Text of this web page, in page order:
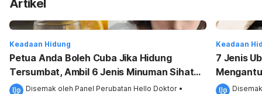
Artikel
Keadaan Hidung
Petua Anda Boleh Cuba Jika Hidung
Tersumbat, Ambil 6 Jenis Minuman Sihat
Ini! Disemak oleh Panel Perubatan Hello Doktor •
Keadaan
7 Jenis